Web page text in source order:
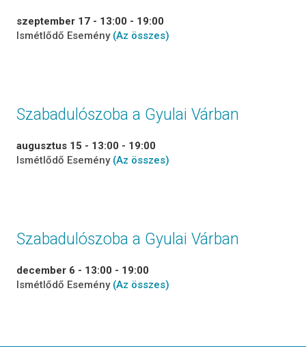
szeptember 17 - 13:00 - 19:00
Ismétlődő Esemény (Az összes)
Szabadulószoba a Gyulai Várban
augusztus 15 - 13:00 - 19:00
Ismétlődő Esemény (Az összes)
Szabadulószoba a Gyulai Várban
december 6 - 13:00 - 19:00
Ismétlődő Esemény (Az összes)